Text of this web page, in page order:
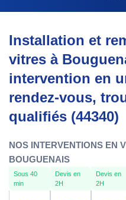
Installation et
vitres à
intervention en
rendez-vous,
qualifiés (44340)
NOS INTERVENTIONS EN
BOUGUENAIS
Sous 40
min
Devis en
2H
Devis en
2H